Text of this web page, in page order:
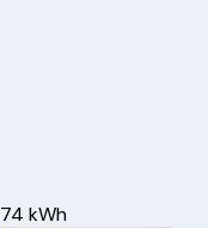
74 kWh